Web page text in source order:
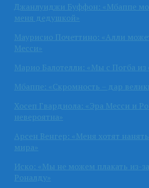
Джанлуиджи Буффон: «Мбаппе
меня дедушкой»
Маурисио Почеттино: «Алли
Месси»
Марио Балотелли: «Мы с Погба из
Мбаппе: «Скромность – дар
Хосеп Гвардиола: «Эра Месси и
невероятна»
Арсен Венгер: «Меня хотят
мира»
Иско: «Мы не можем плакать из-
Роналду»